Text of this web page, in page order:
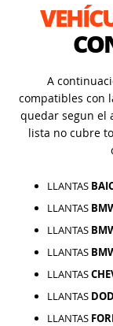
A
compatibles con
quedar segun el
lista no cubre
LLANTAS
LLANTAS
LLANTAS
LLANTAS
LLANTAS
LLANTAS
LLANTAS